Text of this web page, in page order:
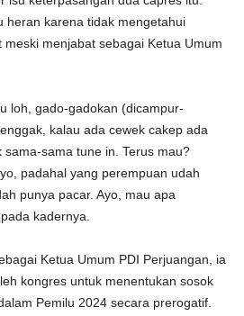
heran karena tidak mengetahui
menjabat sebagai Ketua Umum
loh, gado-gadokan (dicampur-
kalau ada cewek cakep ada
sama tune in. Terus mau?
padahal yang perempuan udah
punya pacar. Ayo, mau apa
kadernya.
Ketua Umum PDI Perjuangan, ia
kongres untuk menentukan sosok
Pemilu 2024 secara prerogatif.